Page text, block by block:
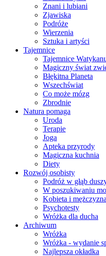
Znani i lubiani
Zjawiska
Podróże
Wierzenia
Sztuka i artyści
Tajemnice
Tajemnice
Magiczny świat
Błękitna Planeta
Wszechświat
Co może mózg
Zbrodnie
Natura pomaga
Uroda
Terapie
Joga
Apteka przyrody
Magiczna kuchnia
Diety
Rozwój osobisty
Podróż w głąb
W poszukiwaniu
Kobieta i mężczyzna
Psychotesty
Wróżka dla ducha
Archiwum
Wróżka
Wróżka - wydanie
Najlepsza okładka